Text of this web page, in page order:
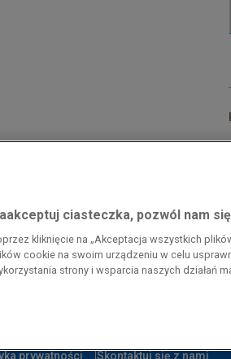
prywatności Skontaktuj się z nami
energochłonnego związana z
pomoc w ramach programu
wzrostami cen gazu ziemnego i
ciasteczka, pozwól nam
kliknięcie na „Akceptacja wszystkich
cookie na swoim urządzeniu w celu
strony i wsparcia naszych działań